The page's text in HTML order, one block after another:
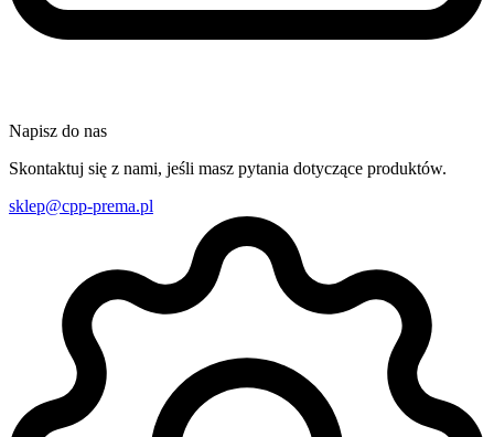
Napisz do nas
Skontaktuj się z nami, jeśli masz pytania dotyczące produktów.
sklep@cpp-prema.pl